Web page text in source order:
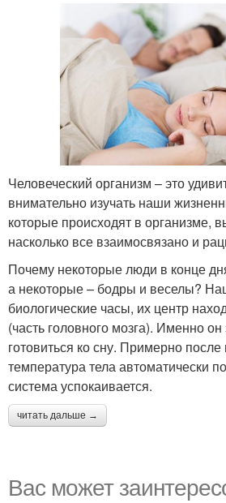
Человеческий организм – это
внимательно изучать наши
которые происходят в организме,
насколько все взаимосвязано и
Почему некоторые люди в конце
а некоторые – бодры и веселы?
биологические часы, их центр
(часть головного мозга). Именно он
готовиться ко сну. Примерно
температура тела автоматически
система успокаивается.
читать дальше →
Вас может